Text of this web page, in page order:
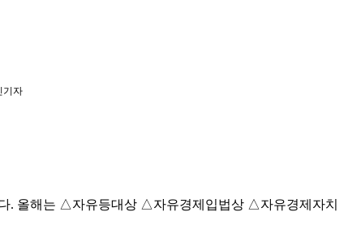
기자
. 올해는 △자유등대상 △자유경제입법상 △자유경제자치